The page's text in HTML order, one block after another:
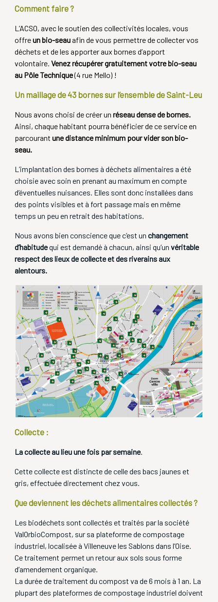
Comment faire ?
L’ACSO, avec le soutien des collectivités locales, vous
offreun bio-seauafin de vous permettre de collecter vos
déchets et de les apporter aux bornes d’apport
volontaire.Venez récupérer gratuitement votre bio-seau
au Pôle Technique(4 rue Mello) !
Un maillage de 43 bornes sur l’ensemble de Saint-Leu
Nous avons choisi de créer unréseau dense de bornes.
Ainsi, chaque habitant pourra bénéficier de ce service en
parcourantune distance minimum pour vider son bio-
seau.
L’implantation des bornes à déchets alimentaires a été
choisie avec soin en prenant au maximum en compte
d’éventuelles nuisances. Elles sont donc installées dans
des points visibles et à fort passage mais en même
temps un peu en retrait des habitations.
Nous avons bien conscience que c’est unchangement
d’habitudequi est demandé à chacun, ainsi qu’unvéritable
respect des lieux de collecte et des riverains aux
alentours.
Collecte :
La collecte au lieu une fois par semaine
Cette collecte est distincte de celle des bacs jaunes et
gris, effectuée directement chez vous.
Que deviennent les déchets alimentaires collectés ?
Les biodéchets sont collectés et traités par la société
ValOrbioCompost, sur sa plateforme de compostage
industriel, localisée à Villeneuve les Sablons dans l’Oise.
Ce traitement permet un retour aux sols sous forme
d’amendement organique.
La durée de traitement du compost va de 6 mois à 1 an. La
plupart des plateformes de compostage industriel doivent